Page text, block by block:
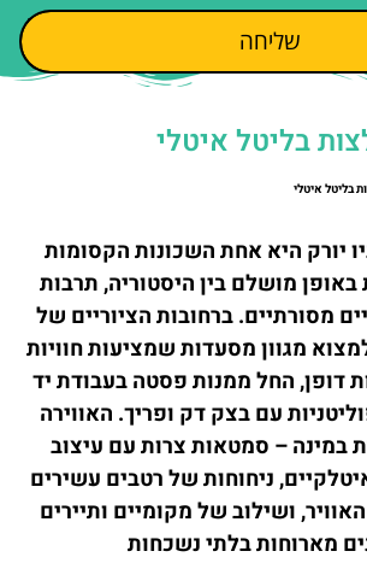
שליחה
בליטל איטלי
בליטל איטלי
יורק היא אחת השכונות הקסומות
מושלם בין היסטוריה, תרבות
מסורתיים. ברחובות הציוריים של
מגוון מסעדות שמציעות חוויות
דופן, החל ממנות פסטה בעבודת יד
עם בצק דק ופריך. האווירה
במינה – סמטאות צרות עם עיצוב
ניחוחות של רטבים עשירים
ושילוב של מקומיים ותיירים
מארוחות בלתי נשכחות